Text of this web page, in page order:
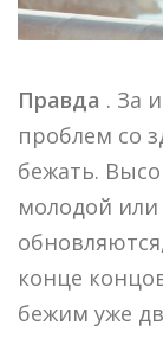
Правда . За
проблем со
бежать.
молодой
конце
бежим уже